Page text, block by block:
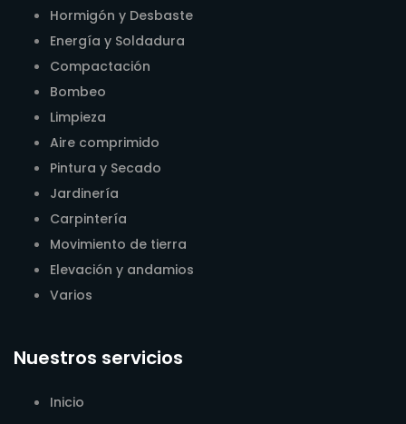
Hormigón y Desbaste
Energía y Soldadura
Compactación
Bombeo
Limpieza
Aire comprimido
Pintura y Secado
Jardinería
Carpintería
Movimiento de tierra
Elevación y andamios
Varios
Nuestros servicios
Inicio